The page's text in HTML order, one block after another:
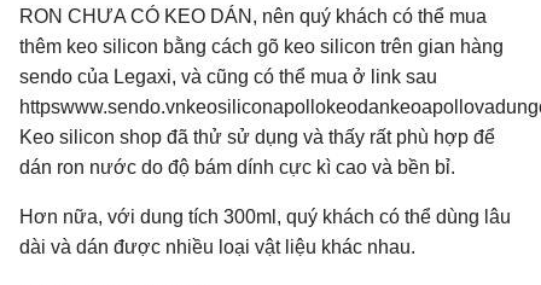
RON CHƯA CÓ KEO DÁN, nên quý khách có thể mua
thêm keo silicon bằng cách gõ keo silicon trên gian hàng
sendo của Legaxi, và cũng có thể mua ở link sau
Keo silicon shop đã thử sử dụng và thấy rất phù hợp để
dán ron nước do độ bám dính cực kì cao và bền bỉ.
Hơn nữa, với dung tích 300ml, quý khách có thể dùng lâu
dài và dán được nhiều loại vật liệu khác nhau.